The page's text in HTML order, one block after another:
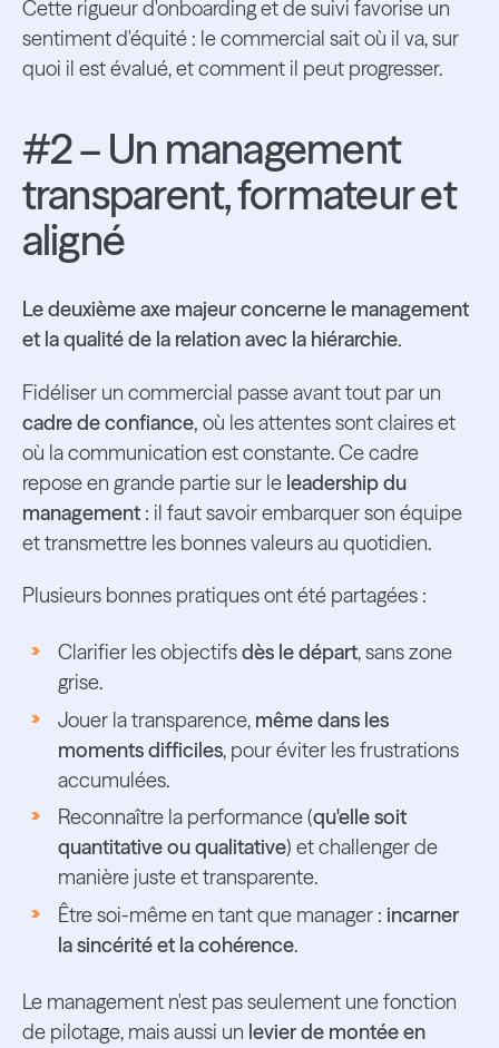
Cette rigueur d'onboarding et de suivi favorise un
sentiment d'équité : le commercial sait où il va, sur
quoi il est évalué, et comment il peut progresser.
#2 – Un management
transparent, formateur et
aligné
Le deuxième axe majeur concerne le management
et la qualité de la relation avec la hiérarchie.
Fidéliser un commercial passe avant tout par un
cadre de confiance, où les attentes sont claires et
où la communication est constante. Ce cadre
repose en grande partie sur le leadership du
management: il faut savoir embarquer son équipe
et transmettre les bonnes valeurs au quotidien.
Plusieurs bonnes pratiques ont été partagées :
Clarifier les objectifsdès le départ, sans zone
grise.
Jouer la transparence, même dans les
moments difficiles, pour éviter les frustrations
accumulées.
Reconnaître la performance (qu'elle soit
quantitative ou qualitative) et challenger de
manière juste et transparente.
Être soi-même en tant que manager : incarner
la sincérité et la cohérence.
Le management n'est pas seulement une fonction
de pilotage, mais aussi un levier de montée en